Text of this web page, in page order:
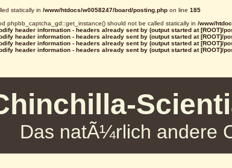
statically in /www/htdocs/w0058247/board/posting.php on line 185
phpbb_captcha_gd::get_instance() should not be called statically in /www/
header information - headers already sent by (output started at [ROOT]/
header information - headers already sent by (output started at [ROOT]/
header information - headers already sent by (output started at [ROOT]/
header information - headers already sent by (output started at [ROOT]/
Das natÃ¼rlich andere